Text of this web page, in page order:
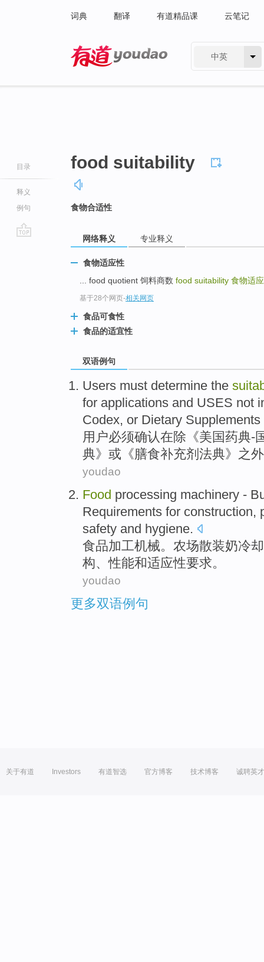
词典 翻译 有道精品课 云笔记
中英
目录
释义
例句
food suitability
食物合适性
网络释义 专业释义
食物适应性
... food quotient 饲料商数 food suitability 食物适
基于28个网页-相关网页
食品可食性
食品的适宜性
双语例句
Users must determine the
for applications and USES not
Codex, or Dietary Supplements
用户必须确认在除《美国药典-
典》 或 《膳食补充剂 法典》之外
youdao
Food processing machinery -
Requirements for construction,
safety and hygiene.
食品加工机械。 农场散装奶冷
构、性能和适应性要求。
youdao
更多双语例句
关于有道 Investors 有道智选 官方博客 技术博客 诚聘英才